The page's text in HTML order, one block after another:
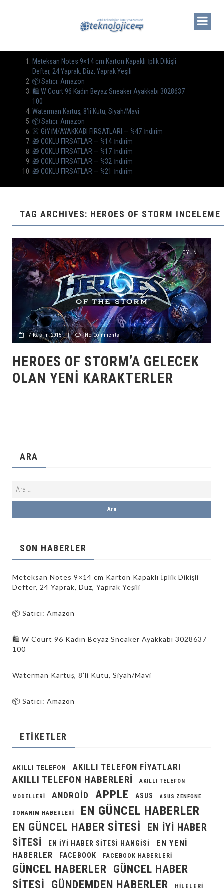
Meteksan Notes 9×14 cm Karton Kapaklı İplik Dikişli
Defter, 24 Yaprak, Düz, Yaprak Yeşili
📦 Satıcı: Amazon
🛍️ W Court 96 Kadın Beyaz Sneaker Ayakkabı 3028637
100
Waterman Kartuş, 8’li Kutu, Siyah/Mavi
📦 Satıcı: Amazon
👗 GİYİM/AYAKKABI FIRSATLARI — %47 İndirim
🎁 ÇOKLU FIRSATLAR — %14 İndirim
🎁 ÇOKLU FIRSATLAR — %17 İndirim
🎁 ÇOKLU FIRSATLAR — %32 İndirim
🎁 ÇOKLU FIRSATLAR — %21 İndirim
TAG ARCHIVES: HEROES OF STORM INCELEME
OYUN
7 Kasım 2015 | No Comments
HEROES OF STORM’A GELECEK
OLAN YENI KARAKTERLER
ARA
SON HABERLER
Meteksan Notes 9×14 cm Karton Kapaklı İplik Dikişli
Defter, 24 Yaprak, Düz, Yaprak Yeşili
📦 Satıcı: Amazon
🛍️ W Court 96 Kadın Beyaz Sneaker Ayakkabı 3028637
100
Waterman Kartuş, 8’li Kutu, Siyah/Mavi
📦 Satıcı: Amazon
ETIKETLER
AKILLI TELEFON AKILLI TELEFON FIYATLARI
AKILLI TELEFON HABERLERI AKILLI TELEFON
MODELLERI ANDROID APPLE ASUS ASUS ZENFONE
DONANIM HABERLERI EN GÜNCEL HABERLER
EN GÜNCEL HABER SITESI
EN IYI HABER
SITESI
EN IYI HABER SITESI HANGISI
EN YENI
HABERLER
FACEBOOK FACEBOOK HABERLERI
GÜNCEL HABERLER
GÜNCEL HABER
SITESI
GÜNDEMDEN HABERLER
HILELERI